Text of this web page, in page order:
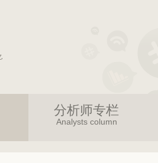
分析师专栏
Analysts column